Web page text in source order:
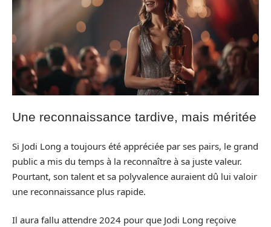
Une reconnaissance tardive, mais méritée
Si Jodi Long a toujours été appréciée par ses pairs, le grand
public a mis du temps à la reconnaître à sa juste valeur.
Pourtant, son talent et sa polyvalence auraient dû lui valoir
une reconnaissance plus rapide.
Il aura fallu attendre 2024 pour que Jodi Long reçoive